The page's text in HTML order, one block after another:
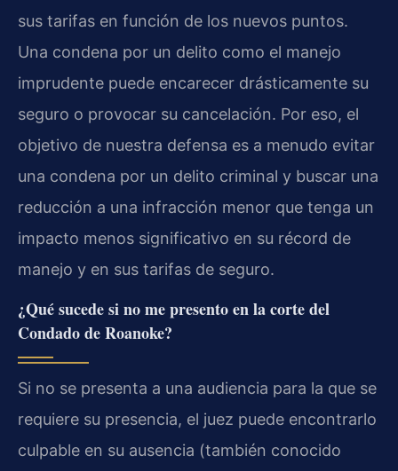
sus tarifas en función de los nuevos puntos.
Una condena por un delito como el manejo
imprudente puede encarecer drásticamente su
seguro o provocar su cancelación. Por eso, el
objetivo de nuestra defensa es a menudo evitar
una condena por un delito criminal y buscar una
reducción a una infracción menor que tenga un
impacto menos significativo en su récord de
manejo y en sus tarifas de seguro.
¿Qué sucede si no me presento en la corte del
Condado de Roanoke?
Si no se presenta a una audiencia para la que se
requiere su presencia, el juez puede encontrarlo
culpable en su ausencia (también conocido